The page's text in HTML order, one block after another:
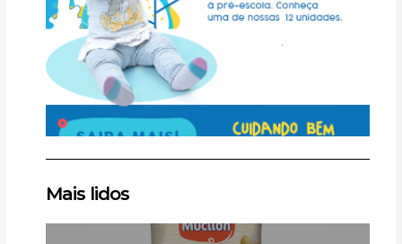
aqui
aqui
aqui
Mais lidos